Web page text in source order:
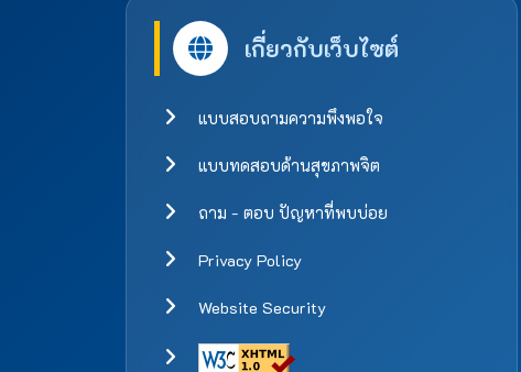
เกี่ยวกับเว็บไซต์
แบบสอบถามความพึงพอใจ
แบบทดสอบด้านสุขภาพจิต
ถาม - ตอบ ปัญหาที่พบบ่อย
Privacy Policy
Website Security